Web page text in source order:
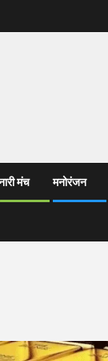
मंच मनोरंजन